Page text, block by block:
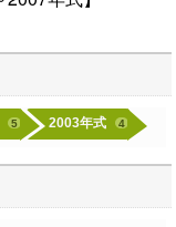
5 2003年式 4